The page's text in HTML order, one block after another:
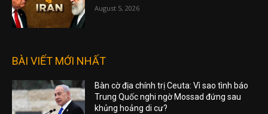
August 5, 2026
BÀI VIẾT MỚI NHẤT
Bàn cờ địa chính trị Ceuta: Vì sao tình báo
Trung Quốc nghi ngờ Mossad đứng sau
khủng hoảng di cư?